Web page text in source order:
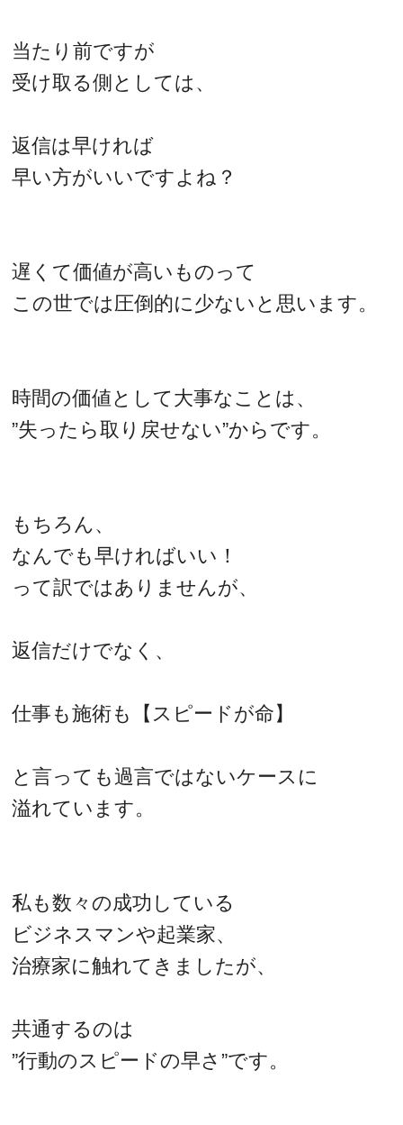
当たり前ですが
受け取る側としては、
返信は早ければ
早い方がいいですよね？
遅くて価値が高いものって
この世では圧倒的に少ないと思います。
時間の価値として大事なことは、
”失ったら取り戻せない”からです。
もちろん、
なんでも早ければいい！
って訳ではありませんが、
返信だけでなく、
仕事も施術も【スピードが命】
と言っても過言ではないケースに
溢れています。
私も数々の成功している
ビジネスマンや起業家、
治療家に触れてきましたが、
共通するのは
”行動のスピードの早さ”です。